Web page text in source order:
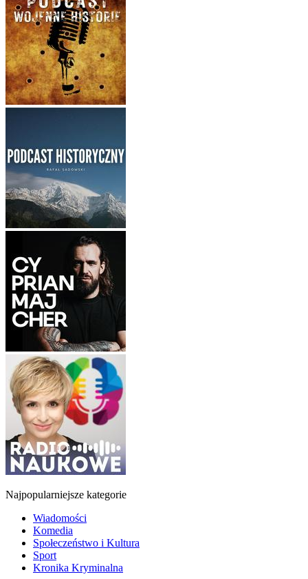
Najpopularniejsze kategorie
Wiadomości
Komedia
Społeczeństwo i Kultura
Sport
Kronika Kryminalna